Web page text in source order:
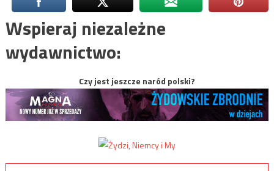
Wspieraj niezależne
wydawnictwo:
Czy jest jeszcze naród polski?